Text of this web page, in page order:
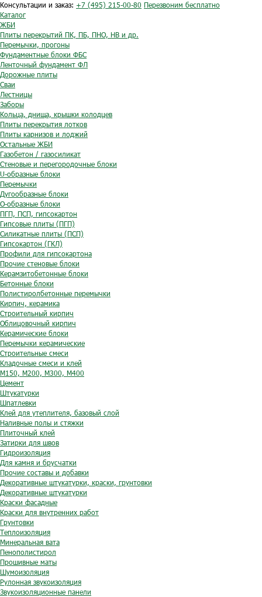
Консультации и заказ: +7 (495) 215-00-80 Перезвоним бесплатно
Каталог
ЖБИ
Плиты перекрытий ПК, ПБ, ПНО, НВ и др.
Перемычки, прогоны
Фундаментные блоки ФБС
Ленточный фундамент ФЛ
Дорожные плиты
Сваи
Лестницы
Заборы
Кольца, днища, крышки колодцев
Плиты перекрытия лотков
Плиты карнизов и лоджий
Остальные ЖБИ
Газобетон / газосиликат
Стеновые и перегородочные блоки
U-образные блоки
Перемычки
Дугообразные блоки
O-образные блоки
ПГП, ПСП, гипсокартон
Гипсовые плиты (ПГП)
Силикатные плиты (ПСП)
Гипсокартон (ГКЛ)
Профили для гипсокартона
Прочие стеновые блоки
Керамзитобетонные блоки
Бетонные блоки
Полистиролбетонные перемычки
Кирпич, керамика
Строительный кирпич
Облицовочный кирпич
Керамические блоки
Перемычки керамические
Строительные смеси
Кладочные смеси и клей
М150, М200, М300, М400
Цемент
Штукатурки
Шпатлевки
Клей для утеплителя, базовый слой
Наливные полы и стяжки
Плиточный клей
Затирки для швов
Гидроизоляция
Для камня и брусчатки
Прочие составы и добавки
Декоративные штукатурки, краски, грунтовки
Декоративные штукатурки
Краски фасадные
Краски для внутренних работ
Грунтовки
Теплоизоляция
Минеральная вата
Пенополистирол
Прошивные маты
Шумоизоляция
Рулонная звукоизоляция
Звукоизоляционные панели